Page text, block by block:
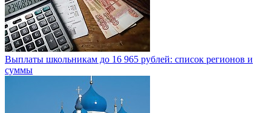
Выплаты школьникам до 16 965 рублей: список регионов и
суммы